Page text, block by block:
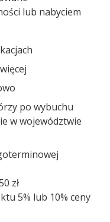
lub nabyciem
po wybuchu
w województwie
zł
5% lub 10% ceny